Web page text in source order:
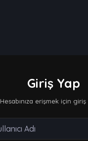
Giriş Yap
Hesabınıza erişmek için giriş